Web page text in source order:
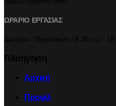
ΩΡΑΡΙΟ ΕΡΓΑΣΙΑΣ
Αρχική
Προφίλ